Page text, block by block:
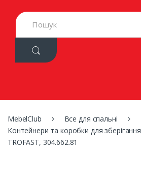
S
e
h
:
MebelClub
Все для спальні
Контейнери та коробки для зберігання
TROFAST, 304.662.81